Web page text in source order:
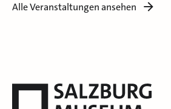
Alle Veranstaltungen ansehen